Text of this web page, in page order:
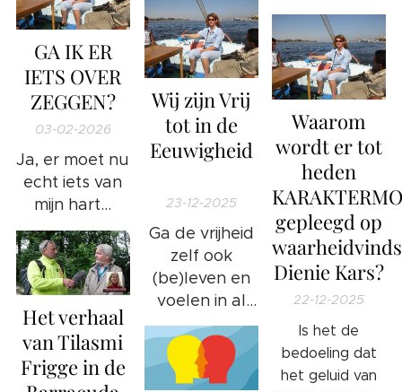
GA IK ER
IETS OVER
ZEGGEN?
03-02-2026
Ja, er moet nu
echt iets van
mijn hart...
Het verhaal
van Tilasmi
Frigge in de
Wij zijn Vrij
tot in de
Eeuwigheid
23-12-2025
Ga de vrijheid
zelf ook
(be)leven en
voelen in al
jouw aderen
en in al jouw
vezels.
Waarom
wordt er tot
heden
gepleegd op
Dienie Kars?
22-12-2025
Is het de
bedoeling dat
het geluid van